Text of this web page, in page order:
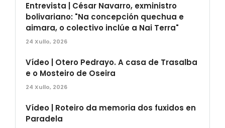
Entrevista | César Navarro, exministro
bolivariano: "Na concepción quechua e
aimara, o colectivo inclúe a Nai Terra"
24 Xullo, 2026
Vídeo | Otero Pedrayo. A casa de Trasalba
e o Mosteiro de Oseira
24 Xullo, 2026
Vídeo | Roteiro da memoria dos fuxidos en
Paradela